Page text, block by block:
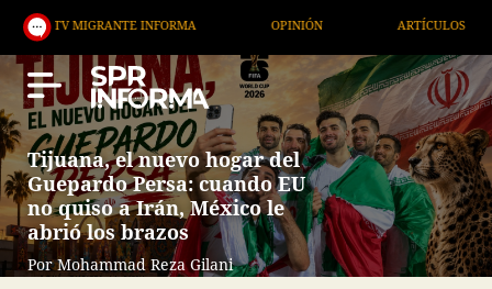
INFORMA
Tijuana, el nuevo hogar del
Guepardo Persa: cuando EU
no quiso a Irán, México le
abrió los brazos
Por Mohammad Reza Gilani